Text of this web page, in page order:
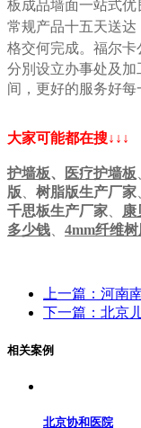
板成品墙面一站式
常规产品十五天送达
格交何完成。福尔卡
分別设立办事处及
间，更好的服务好每
大家可能都在搜↓↓↓
护墙板、 医疗护墙板
版
树脂版生产厂家
千思板生产厂家
康
多少钱
4mm纤维
上一篇：河南
下一篇：北京
相关案例
北京协和医院